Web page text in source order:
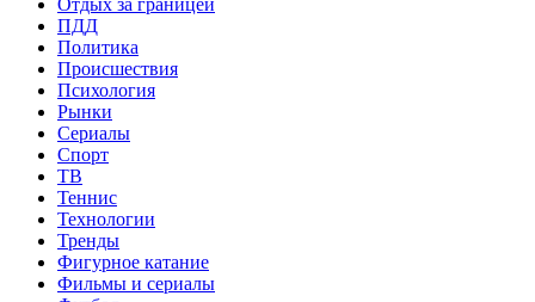
Отдых за границей
ПДД
Политика
Происшествия
Психология
Рынки
Сериалы
Спорт
ТВ
Теннис
Технологии
Тренды
Фигурное катание
Фильмы и сериалы